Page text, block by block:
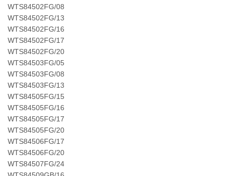
WTS84502FG/08
WTS84502FG/13
WTS84502FG/16
WTS84502FG/17
WTS84502FG/20
WTS84503FG/05
WTS84503FG/08
WTS84503FG/13
WTS84505FG/15
WTS84505FG/16
WTS84505FG/17
WTS84505FG/20
WTS84506FG/17
WTS84506FG/20
WTS84507FG/24